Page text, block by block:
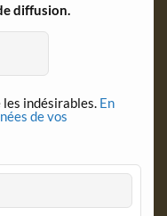
diffusion.
indésirables. En
de vos